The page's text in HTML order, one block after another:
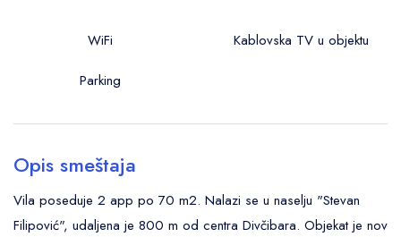
WiFi Kablovska TV u objektu
Parking
Opis smeštaja
Vila poseduje 2 app po 70 m2. Nalazi se u naselju "Stevan
Filipović", udaljena je 800 m od centra Divčibara. Objekat je nov
Sopstveno kupatilo
Tuš kabina
Spoljni deo:
Trem
Tolet papir
Spoljni deo: